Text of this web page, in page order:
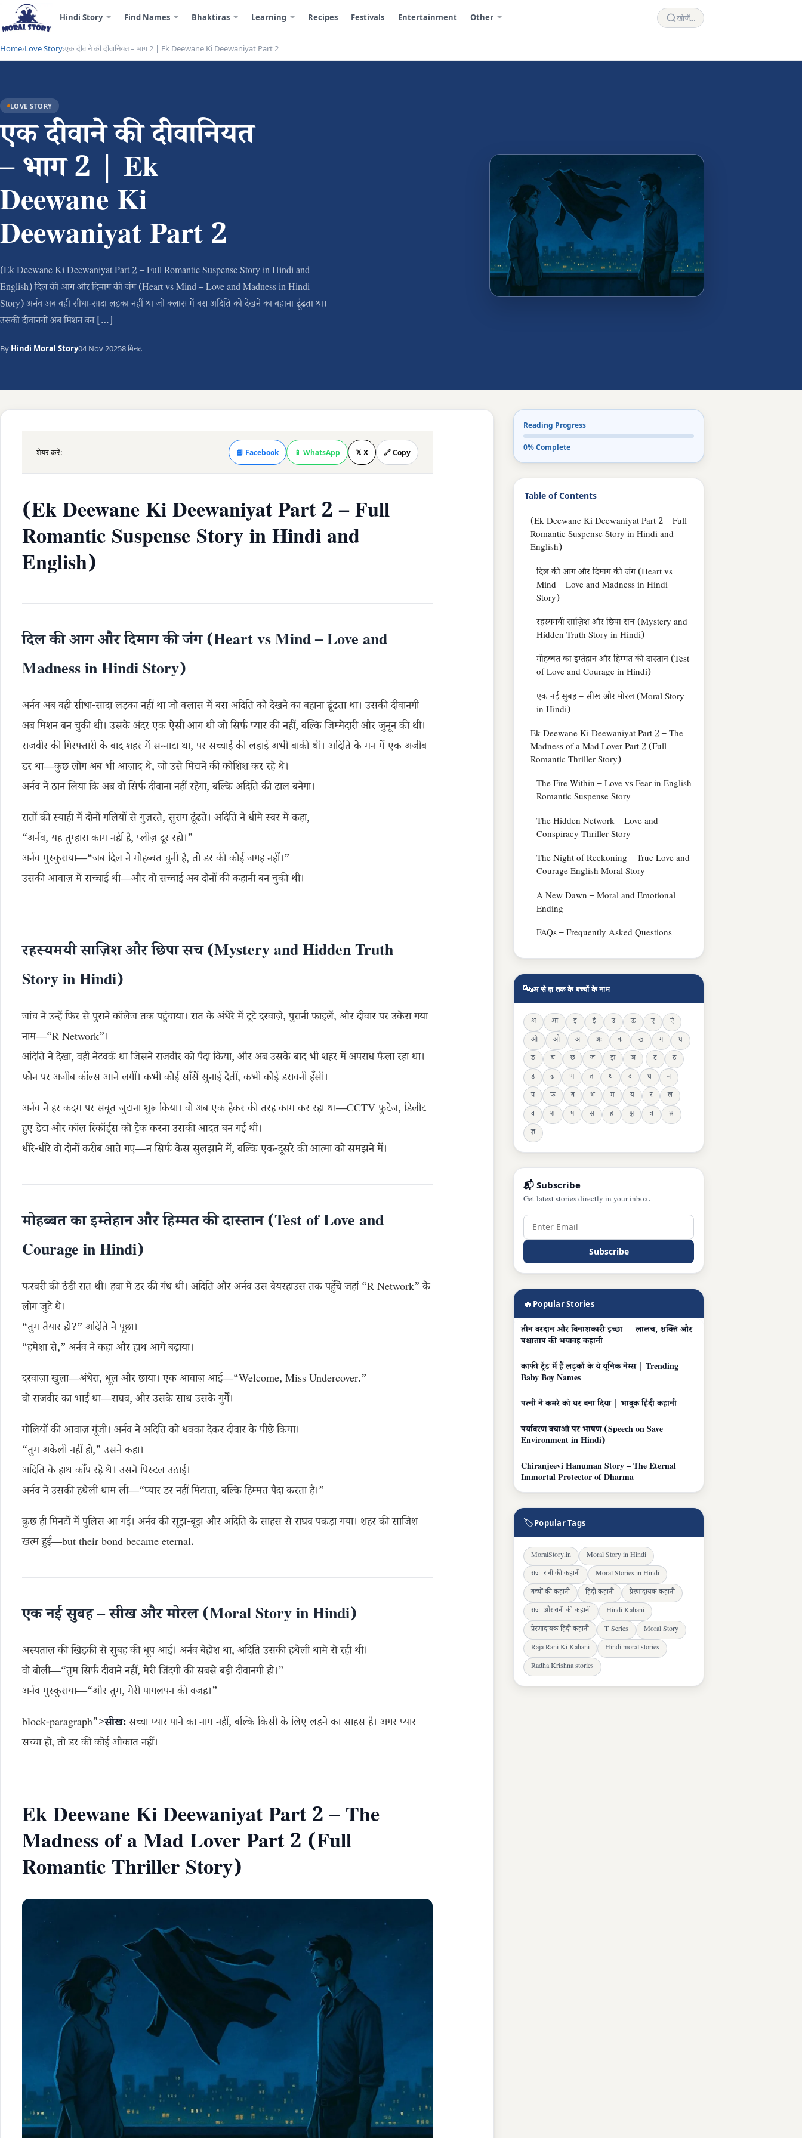
Hindi Story Find Names Bhaktiras Learning Recipes Festivals Entertainment Other खोजें...
Home›Love Story›एक दीवाने की दीवानियत – भाग 2 | Ek Deewane Ki Deewaniyat Part 2
LOVE STORY
एक दीवाने की दीवानियत
– भाग 2 | Ek
Deewane Ki
Deewaniyat Part 2
(Ek Deewane Ki Deewaniyat Part 2 – Full Romantic Suspense Story in Hindi and
English) दिल की आग और दिमाग की जंग (Heart vs Mind – Love and Madness in Hindi
Story) अर्नव अब वही सीधा-सादा लड़का नहीं था जो क्लास में बस अदिति को देखने का बहाना ढूंढता था।
उसकी दीवानगी अब मिशन बन […]
By Hindi Moral Story04 Nov 20258 मिनट
शेयर करें: 📘 Facebook 📱 WhatsApp 𝕏 X 🔗 Copy
(Ek Deewane Ki Deewaniyat Part 2 – Full
Romantic Suspense Story in Hindi and
English)
दिल की आग और दिमाग की जंग (Heart vs Mind – Love and
Madness in Hindi Story)
अर्नव अब वही सीधा-सादा लड़का नहीं था जो क्लास में बस अदिति को देखने का बहाना ढूंढता था। उसकी दीवानगी
अब मिशन बन चुकी थी। उसके अंदर एक ऐसी आग थी जो सिर्फ प्यार की नहीं, बल्कि जिम्मेदारी और जुनून की थी।
राजवीर की गिरफ्तारी के बाद शहर में सन्नाटा था, पर सच्चाई की लड़ाई अभी बाकी थी। अदिति के मन में एक अजीब
डर था—कुछ लोग अब भी आज़ाद थे, जो उसे मिटाने की कोशिश कर रहे थे।
अर्नव ने ठान लिया कि अब वो सिर्फ दीवाना नहीं रहेगा, बल्कि अदिति की ढाल बनेगा।
रातों की स्याही में दोनों गलियों से गुज़रते, सुराग ढूंढते। अदिति ने धीमे स्वर में कहा,
“अर्नव, यह तुम्हारा काम नहीं है, प्लीज़ दूर रहो।”
अर्नव मुस्कुराया—“जब दिल ने मोहब्बत चुनी है, तो डर की कोई जगह नहीं।”
उसकी आवाज़ में सच्चाई थी—और वो सच्चाई अब दोनों की कहानी बन चुकी थी।
रहस्यमयी साज़िश और छिपा सच (Mystery and Hidden Truth
Story in Hindi)
जांच ने उन्हें फिर से पुराने कॉलेज तक पहुंचाया। रात के अंधेरे में टूटे दरवाज़े, पुरानी फाइलें, और दीवार पर उकेरा गया
नाम—“R Network”।
अदिति ने देखा, वही नेटवर्क था जिसने राजवीर को पैदा किया, और अब उसके बाद भी शहर में अपराध फैला रहा था।
फोन पर अजीब कॉल्स आने लगीं। कभी कोई साँसें सुनाई देतीं, कभी कोई डरावनी हँसी।
अर्नव ने हर कदम पर सबूत जुटाना शुरू किया। वो अब एक हैकर की तरह काम कर रहा था—CCTV फुटेज, डिलीट
हुए डेटा और कॉल रिकॉर्ड्स को ट्रैक करना उसकी आदत बन गई थी।
धीरे-धीरे वो दोनों करीब आते गए—न सिर्फ केस सुलझाने में, बल्कि एक-दूसरे की आत्मा को समझने में।
मोहब्बत का इम्तेहान और हिम्मत की दास्तान (Test of Love and
Courage in Hindi)
फरवरी की ठंडी रात थी। हवा में डर की गंध थी। अदिति और अर्नव उस वेयरहाउस तक पहुँचे जहां “R Network” के
लोग जुटे थे।
“तुम तैयार हो?” अदिति ने पूछा।
“हमेशा से,” अर्नव ने कहा और हाथ आगे बढ़ाया।
दरवाज़ा खुला—अंधेरा, धूल और छाया। एक आवाज़ आई—“Welcome, Miss Undercover.”
वो राजवीर का भाई था—राघव, और उसके साथ उसके गुर्गे।
गोलियों की आवाज़ गूंजी। अर्नव ने अदिति को धक्का देकर दीवार के पीछे किया।
“तुम अकेली नहीं हो,” उसने कहा।
अदिति के हाथ काँप रहे थे। उसने पिस्टल उठाई।
अर्नव ने उसकी हथेली थाम ली—“प्यार डर नहीं मिटाता, बल्कि हिम्मत पैदा करता है।”
कुछ ही मिनटों में पुलिस आ गई। अर्नव की सूझ-बूझ और अदिति के साहस से राघव पकड़ा गया। शहर की साजिश
खत्म हुई—but their bond became eternal.
एक नई सुबह – सीख और मोरल (Moral Story in Hindi)
अस्पताल की खिड़की से सुबह की धूप आई। अर्नव बेहोश था, अदिति उसकी हथेली थामे रो रही थी।
वो बोली—“तुम सिर्फ दीवाने नहीं, मेरी ज़िंदगी की सबसे बड़ी दीवानगी हो।”
अर्नव मुस्कुराया—“और तुम, मेरी पागलपन की वजह।”
block-paragraph">सीख:सच्चा प्यार पाने का नाम नहीं, बल्कि किसी के लिए लड़ने का साहस है। अगर प्यार
सच्चा हो, तो डर की कोई औकात नहीं।
Ek Deewane Ki Deewaniyat Part 2 – The
Madness of a Mad Lover Part 2 (Full
Romantic Thriller Story)
Reading Progress
0% Complete
Table of Contents
(Ek Deewane Ki Deewaniyat Part 2 – Full
Romantic Suspense Story in Hindi and
English)
दिल की आग और दिमाग की जंग (Heart vs
Mind – Love and Madness in Hindi
Story)
रहस्यमयी साज़िश और छिपा सच (Mystery and
Hidden Truth Story in Hindi)
मोहब्बत का इम्तेहान और हिम्मत की दास्तान (Test
of Love and Courage in Hindi)
एक नई सुबह – सीख और मोरल (Moral Story
in Hindi)
Ek Deewane Ki Deewaniyat Part 2 – The
Madness of a Mad Lover Part 2 (Full
Romantic Thriller Story)
The Fire Within – Love vs Fear in English
Romantic Suspense Story
The Hidden Network – Love and
Conspiracy Thriller Story
The Night of Reckoning – True Love and
Courage English Moral Story
A New Dawn – Moral and Emotional
Ending
FAQs – Frequently Asked Questions
🔤अ से ज्ञ तक के बच्चों के नाम
अ आ इ ई उ ऊ ए
ऐ
ओ
औ अं अः क ख ग
घ
ङ
च छ ज झ ञ ट
ठ
ड
ढ ण त थ द ध
न
प
फ ब भ म य र
ल
व
श ष स ह क्ष त्र
श्र
ज्ञ
📬 Subscribe
Get latest stories directly in your inbox.
Subscribe
🔥 Popular Stories
तीन वरदान और विनाशकारी इच्छा — लालच, शक्ति और
पश्चाताप की भयावह कहानी
काफी ट्रेंड में हैं लड़कों के ये यूनिक नेम्स | Trending
Baby Boy Names
पत्नी ने कमरे को घर बना दिया | भावुक हिंदी कहानी
पर्यावरण बचाओ पर भाषण (Speech on Save
Environment in Hindi)
Chiranjeevi Hanuman Story – The Eternal
Immortal Protector of Dharma
🏷Popular Tags
MoralStory.in
Moral Story in Hindi
राजा रानी की कहानी
Moral Stories in Hindi
बच्चों की कहानी
हिंदी कहानी
प्रेरणादायक कहानी
राजा और रानी की कहानी
Hindi Kahani
प्रेरणादायक हिंदी कहानी
T-Series
Moral Story
Raja Rani Ki Kahani
Hindi moral stories
Radha Krishna stories